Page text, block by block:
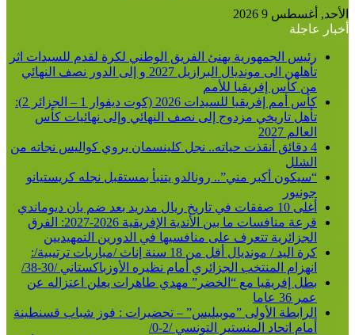
الأحد, أغسطس 9 2026
أخبار عاجلة
رئيس الجمهورية يهنئ الفريق الوطني لكرة لقدم للسيدات اثر
تأهلهن الى مونديال البرازيل 2027 و إلى الدور نصف النهائي
من كأس إفريقيا للأمم
كأس أمم إفريقيا للسيدات 2026 (كوت ديفوار 1 – الجزائر 2):
تأهل تاريخي مزدوج إلى نصف النهائي وإلى نهائيات كأس
العالم 2027
4 دقائق أنقذت حياته.. نجل كلينسمان يروي كواليس نجاته من
الشلل
“سيكون أكبر مني”.. رونالدو يتنبأ بمستقبل نجله كريستيانو
جونيور
أغلى 10 صفقات في تاريخ ريال مدريد بعد ضم يان ديوماندي
قرعة منافسات ما بين الأندية الإفريقية 2026-2027: الفرق
الجزائرية تتعرف على منافسيها في الدورين التمهيديين
كرة اليد / مونديال أقل من 18 سنة إناث /مباريات ترتيبية/:
انهزام المنتخب الجزائري أمام نظيره الأوزباكستاني /30-38/
بطل إفريقيا مع “الخضر” مهدي طاهرات يعلن اعتزاله عن
عمر 36 عاما
الرابطة الأولى ”موبيليس” – تحضيرات : فوز شباب قسنطينة
أمام اتحاد المنستير التونسي /2-0/